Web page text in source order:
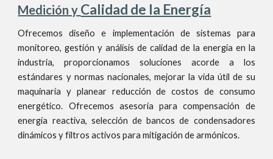
Medición y Calidad de la Energía
Ofrecemos diseño e implementación de sistemas para
monitoreo, gestión yanálisis de calidad de la energía en la
industria, proporcionamos soluciones acorde a los
estándares y normas nacionales, mejorarla vida útil de su
maquinaría y planear reducción de costos de consumo
energético. Ofrecemos asesoría para compensación de
energía reactiva, selección de bancos de condensadores
dinámicos y filtrosactivospara mitigación de armónicos.